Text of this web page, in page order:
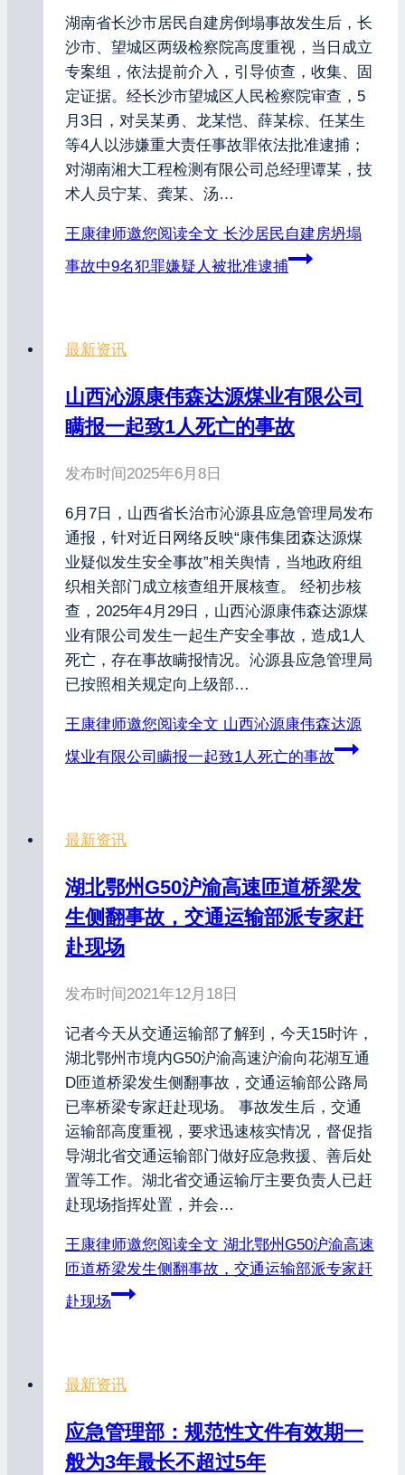
湖南省长沙市居民自建房倒塌事故发生后，长
沙市、望城区两级检察院高度重视，当日成立
专案组，依法提前介入，引导侦查，收集、固
定证据。经长沙市望城区人民检察院审查，5
月3日，对吴某勇、龙某恺、薛某棕、任某生
等4人以涉嫌重大责任事故罪依法批准逮捕；
对湖南湘大工程检测有限公司总经理谭某，技
术人员宁某、龚某、汤…
王康律师邀您阅读全文 长沙居民自建房坍塌
事故中9名犯罪嫌疑人被批准逮捕
最新资讯
山西沁源康伟森达源煤业有限公司
瞒报一起致1人死亡的事故
发布时间2025年6月8日
6月7日，山西省长治市沁源县应急管理局发布
通报，针对近日网络反映“康伟集团森达源煤
业疑似发生安全事故”相关舆情，当地政府组
织相关部门成立核查组开展核查。 经初步核
查，2025年4月29日，山西沁源康伟森达源煤
业有限公司发生一起生产安全事故，造成1人
死亡，存在事故瞒报情况。沁源县应急管理局
已按照相关规定向上级部…
王康律师邀您阅读全文 山西沁源康伟森达源
煤业有限公司瞒报一起致1人死亡的事故
最新资讯
湖北鄂州G50沪渝高速匝道桥梁发
生侧翻事故，交通运输部派专家赶
赴现场
发布时间2021年12月18日
记者今天从交通运输部了解到，今天15时许，
湖北鄂州市境内G50沪渝高速沪渝向花湖互通
D匝道桥梁发生侧翻事故，交通运输部公路局
已率桥梁专家赶赴现场。 事故发生后，交通
运输部高度重视，要求迅速核实情况，督促指
导湖北省交通运输部门做好应急救援、善后处
置等工作。湖北省交通运输厅主要负责人已赶
赴现场指挥处置，并会…
王康律师邀您阅读全文 湖北鄂州G50沪渝高速
匝道桥梁发生侧翻事故，交通运输部派专家赶
赴现场
最新资讯
应急管理部：规范性文件有效期一
般为3年最长不超过5年